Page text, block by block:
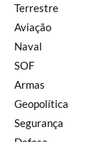
Terrestre
Aviação
Naval
SOF
Armas
Geopolítica
Segurança